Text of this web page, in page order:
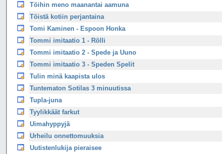
Töihin meno maanantai aamuna
Töistä kotiin perjantaina
Tomi Kaminen - Espoon Honka
Tommi imitaatio 1 - Rölli
Tommi imitaatio 2 - Spede ja Uuno
Tommi imitaatio 3 - Speden Spelit
Tulin minä kaapista ulos
Tuntematon Sotilas 3 minuutissa
Tupla-juna
Tyylikkäät farkut
Uimahyppyjä
Urheilu onnettomuuksia
Uutistenlukija pieraisee